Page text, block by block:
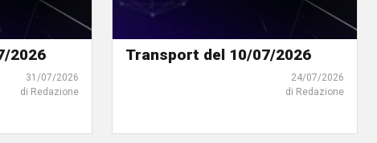
2026
31/07/2026
di Redazione
Transport del 10/07/2026
24/07/2026
di Redazione